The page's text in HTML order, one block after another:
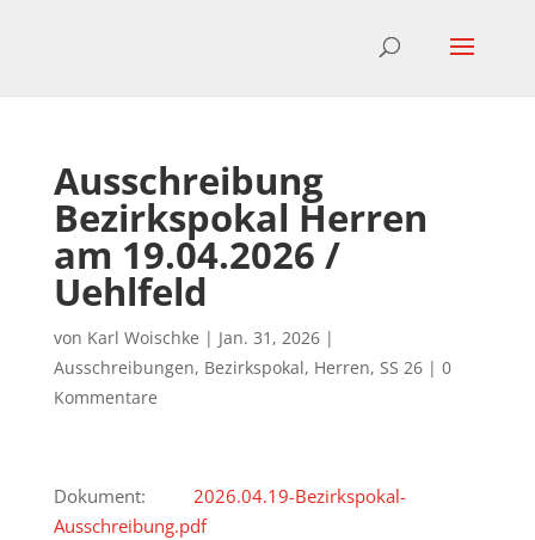
Ausschreibung
Bezirkspokal Herren
am 19.04.2026 /
Uehlfeld
von Karl Woischke | Jan. 31, 2026|
Ausschreibungen, Bezirkspokal, Herren, SS 26| 0
Kommentare
Dokument:
2026.04.19-Bezirkspokal-
Ausschreibung.pdf